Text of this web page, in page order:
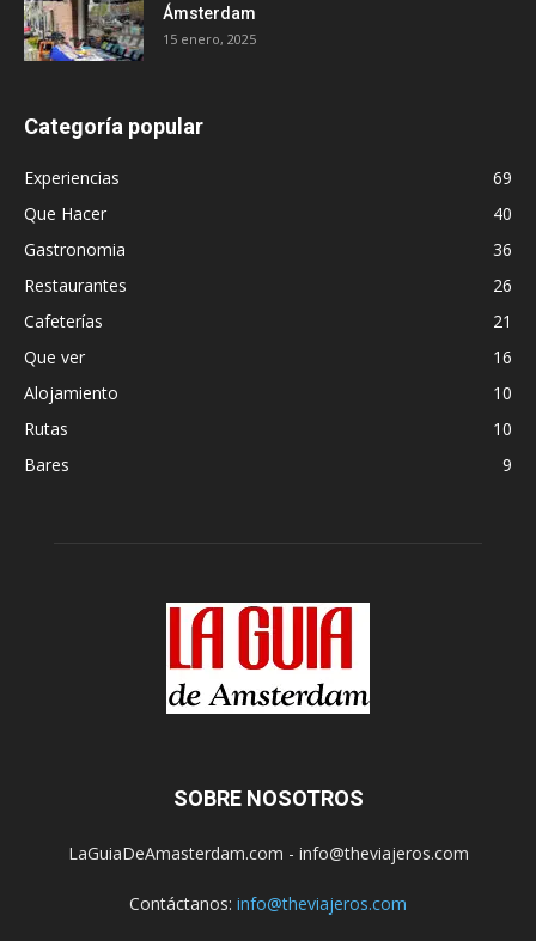
Ámsterdam
15 enero, 2025
Categoría popular
Experiencias
69
Que Hacer
40
Gastronomia
36
Restaurantes
26
Cafeterías
21
Que ver
16
Alojamiento
10
Rutas
10
Bares
9
SOBRE NOSOTROS
LaGuiaDeAmasterdam.com - info@theviajeros.com
Contáctanos: info@theviajeros.com